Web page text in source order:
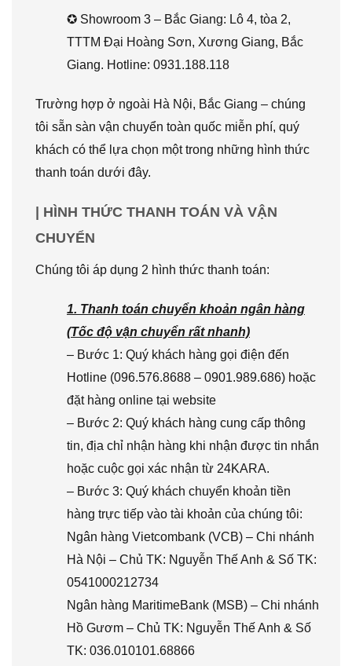
✪ Showroom 3 – Bắc Giang: Lô 4, tòa 2,
TTTM Đại Hoàng Sơn, Xương Giang, Bắc
Giang. Hotline: 0931.188.118
Trường hợp ở ngoài Hà Nội, Bắc Giang – chúng
tôi sẵn sàn vận chuyển toàn quốc miễn phí, quý
khách có thể lựa chọn một trong những hình thức
thanh toán dưới đây.
| HÌNH THỨC THANH TOÁN VÀ VẬN
CHUYỂN
Chúng tôi áp dụng 2 hình thức thanh toán:
1. Thanh toán chuyển khoản ngân hàng
(Tốc độ vận chuyển rất nhanh)
– Bước 1: Quý khách hàng gọi điện đến
Hotline (096.576.8688 – 0901.989.686) hoặc
đặt hàng online tại website
– Bước 2: Quý khách hàng cung cấp thông
tin, địa chỉ nhận hàng khi nhận được tin nhắn
hoặc cuộc gọi xác nhận từ 24KARA.
– Bước 3: Quý khách chuyển khoản tiền
hàng trực tiếp vào tài khoản của chúng tôi:
Ngân hàng Vietcombank (VCB) – Chi nhánh
Hà Nội – Chủ TK: Nguyễn Thế Anh & Số TK:
0541000212734
Ngân hàng MaritimeBank (MSB) – Chi nhánh
Hồ Gươm – Chủ TK: Nguyễn Thế Anh & Số
TK: 036.010101.68866